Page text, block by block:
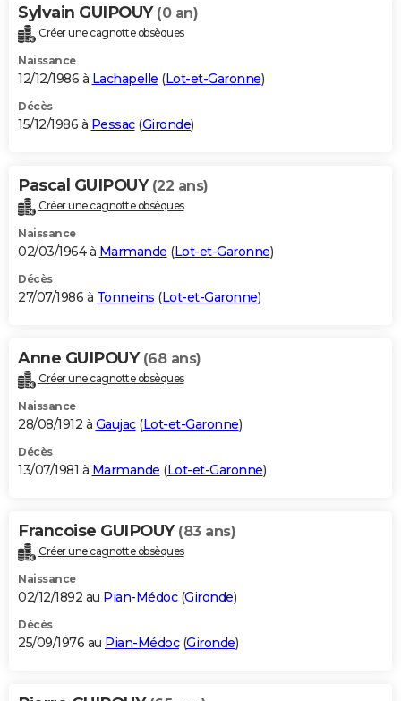
Sylvain GUIPOUY (0 an)
Créer une cagnotte obsèques
Naissance
12/12/1986 à Lachapelle (Lot-et-Garonne)
Décès
15/12/1986 à Pessac(Gironde)
Pascal GUIPOUY (22 ans)
Créer une cagnotte obsèques
Naissance
02/03/1964 à Marmande (Lot-et-Garonne)
Décès
27/07/1986 à Tonneins (Lot-et-Garonne)
Anne GUIPOUY (68 ans)
Créer une cagnotte obsèques
Naissance
28/08/1912 à Gaujac(Lot-et-Garonne)
Décès
13/07/1981 à Marmande (Lot-et-Garonne)
Francoise GUIPOUY (83 ans)
Créer une cagnotte obsèques
Naissance
02/12/1892 au Pian-Médoc(Gironde)
Décès
25/09/1976 au Pian-Médoc(Gironde)